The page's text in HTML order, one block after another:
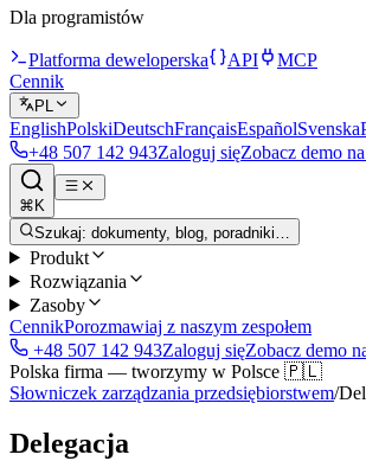
Dla programistów
Platforma deweloperska API
MCP
Cennik
PL
EnglishPolskiDeutschFrançaisEspañolSvenska
+48 507 142 943Zaloguj sięZobacz demo
⌘K
Szukaj: dokumenty, blog, poradniki…
Produkt
Rozwiązania
Zasoby
CennikPorozmawiaj z naszym zespołem
+48 507 142 943Zaloguj sięZobacz demo
Polska firma — tworzymy w Polsce 🇵🇱
Słowniczek zarządzania przedsiębiorstwem/
Delegacja